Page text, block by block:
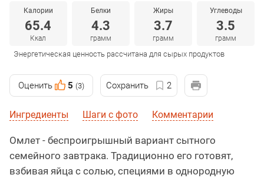
Калории
65.4
Ккал
Белки
4.3
грамм
Жиры
3.7
грамм
Углеводы
3.5
грамм
Энергетическая ценность рассчитана для сырых продуктов
Оценить 5 (3) Сохранить 2
Ингредиенты Шаги с фото Комментарии
Омлет - беспроигрышный вариант сытного
семейного завтрака. Традиционно его готовят,
взбивая яйца с солью, специями в однородную